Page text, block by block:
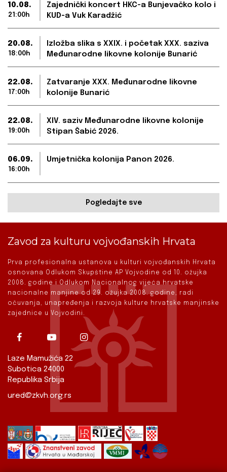
10.08.
21:00h
Zajednički koncert HKC-a Bunjevačko kolo i
KUD-a Vuk Karadžić
20.08.
18:00h
Izložba slika s XXIX. i početak XXX. saziva
Međunarodne likovne kolonije Bunarić
22.08.
17:00h
Zatvaranje XXX. Međunarodne likovne
kolonije Bunarić
22.08.
19:00h
XIV. saziv Međunarodne likovne kolonije
Stipan Šabić 2026.
06.09.
16:00h
Umjetnička kolonija Panon 2026.
Pogledajte sve
Zavod za kulturu vojvođanskih Hrvata
Prva profesionalna ustanova u kulturi vojvođanskih Hrvata
osnovana Odlukom Skupštine AP Vojvodine od 10. ožujka
2008. godine i Odlukom Nacionalnog vijeća hrvatske
nacionalne manjine od 29. ožujka 2008. godine, radi
očuvanja, unapređenja i razvoja kulture hrvatske manjinske
zajednice u Vojvodini.
Laze Mamužića 22
Subotica 24000
Republika Srbija
ured@zkvh.org.rs